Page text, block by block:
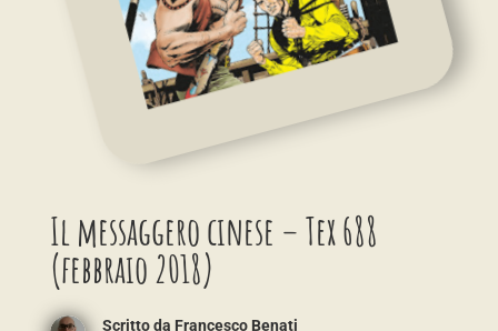
Il messaggero cinese – Tex 688
(febbraio 2018)
Scritto da Francesco Benati